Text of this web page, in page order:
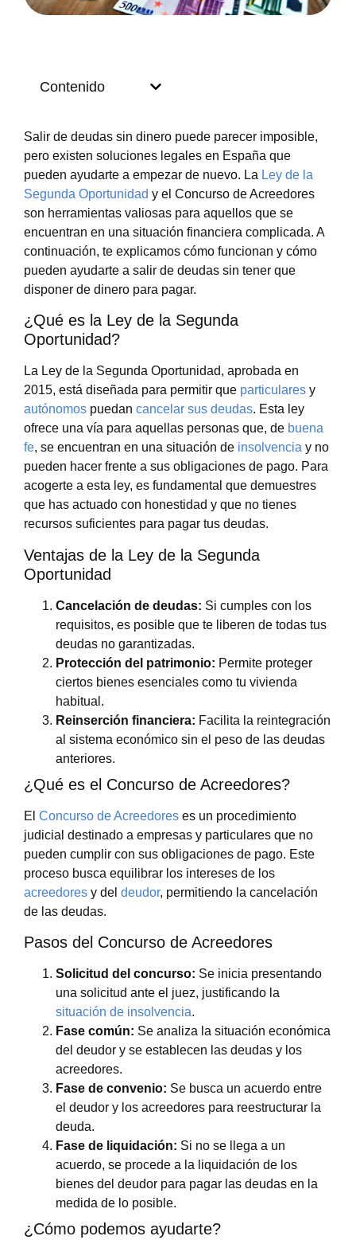
Contenido
Salir de deudas sin dinero puede parecer imposible,
pero existen soluciones legales en España que
pueden ayudarte a empezar de nuevo. La Ley de la
Segunda Oportunidad y el Concurso de Acreedores
son herramientas valiosas para aquellos que se
encuentran en una situación financiera complicada. A
continuación, te explicamos cómo funcionan y cómo
pueden ayudarte a salir de deudas sin tener que
disponer de dinero para pagar.
¿Qué es la Ley de la Segunda
Oportunidad?
La Ley de la Segunda Oportunidad, aprobada en
2015, está diseñada para permitir que particulares y
autónomos puedan cancelar sus deudas. Esta ley
ofrece una vía para aquellas personas que, de buena
fe, se encuentran en una situación de insolvencia y no
pueden hacer frente a sus obligaciones de pago. Para
acogerte a esta ley, es fundamental que demuestres
que has actuado con honestidad y que no tienes
recursos suficientes para pagar tus deudas.
Ventajas de la Ley de la Segunda
Oportunidad
Cancelación de deudas: Si cumples con los
requisitos, es posible que te liberen de todas tus
deudas no garantizadas.
Protección del patrimonio: Permite proteger
ciertos bienes esenciales como tu vivienda
habitual.
Reinserción financiera: Facilita la reintegración
al sistema económico sin el peso de las deudas
anteriores.
¿Qué es el Concurso de Acreedores?
El Concurso de Acreedores es un procedimiento
judicial destinado a empresas y particulares que no
pueden cumplir con sus obligaciones de pago. Este
proceso busca equilibrar los intereses de los
acreedores y del deudor, permitiendo la cancelación
de las deudas.
Pasos del Concurso de Acreedores
Solicitud del concurso: Se inicia presentando
una solicitud ante el juez, justificando la
situación de insolvencia.
Fase común: Se analiza la situación económica
del deudor y se establecen las deudas y los
acreedores.
Fase de convenio: Se busca un acuerdo entre
el deudor y los acreedores para reestructurar la
deuda.
Fase de liquidación: Si no se llega a un
acuerdo, se procede a la liquidación de los
bienes del deudor para pagar las deudas en la
medida de lo posible.
¿Cómo podemos ayudarte?